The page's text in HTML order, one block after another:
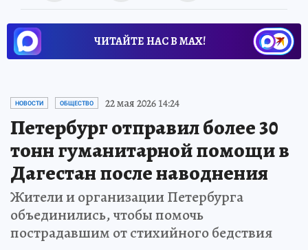
ЧИТАЙТЕ НАС В МАХ!
НОВОСТИ ОБЩЕСТВО 22 мая 2026 14:24
Петербург отправил более 30
тонн гуманитарной помощи в
Дагестан после наводнения
Жители и организации Петербурга
объединились, чтобы помочь
пострадавшим от стихийного бедствия